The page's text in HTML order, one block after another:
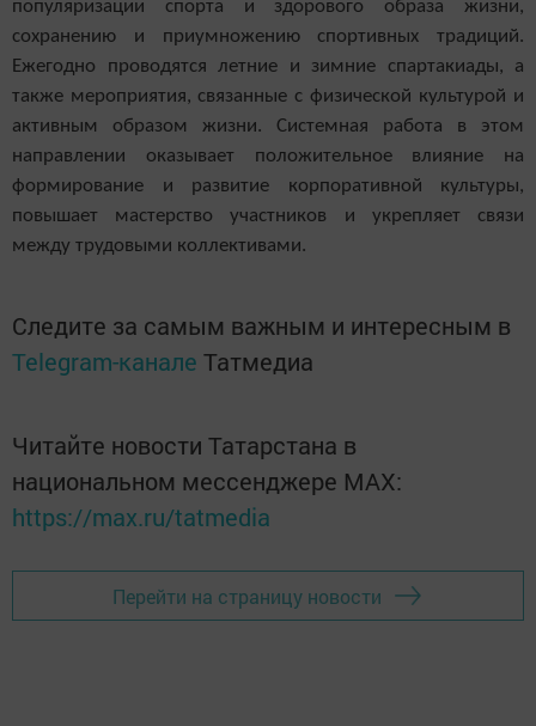
популяризации спорта и здорового образа жизни,
сохранению и приумножению спортивных традиций.
Ежегодно проводятся летние и зимние спартакиады, а
также мероприятия, связанные с физической культурой и
активным образом жизни. Системная работа в этом
направлении оказывает положительное влияние на
формирование и развитие корпоративной культуры,
повышает мастерство участников и укрепляет связи
между трудовыми коллективами.
Следите за самым важным и интересным в
Telegram-канале Татмедиа
Читайте новости Татарстана в
национальном мессенджере MАХ:
https://max.ru/tatmedia
Перейти на страницу новости